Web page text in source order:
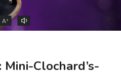
A+
Clochard’s-